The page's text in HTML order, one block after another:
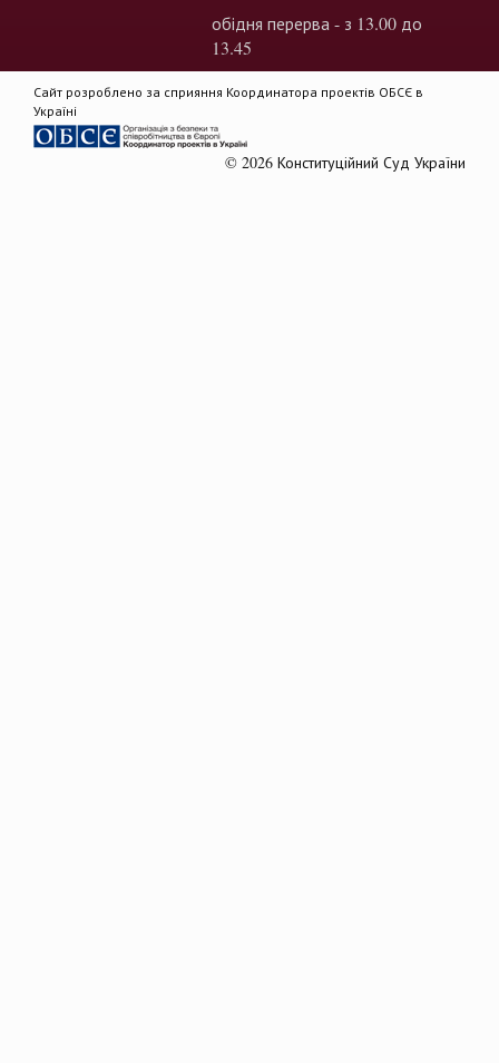
обідня перерва - з 13.00 до
13.45
Сайт розроблено за сприяння Координатора проектів ОБСЄ в
Україні
© 2026 Конституційний Суд України